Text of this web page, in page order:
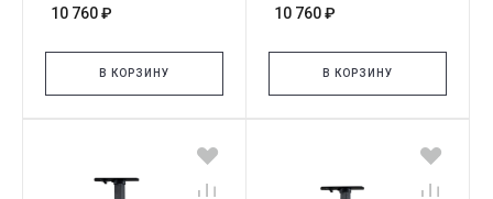
2700K ON-OFF BI 340807
10 760 ₽
В КОРЗИНУ
2700K ON-OFF NE 340791
10 760 ₽
В КОРЗИНУ